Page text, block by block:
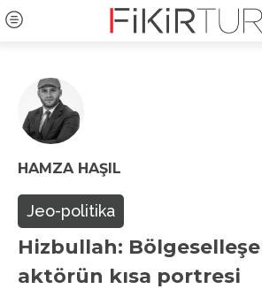
HAMZA HAŞIL
Jeo-politika
Hizbullah:
aktörün kısa portresi